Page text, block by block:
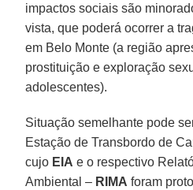
impactos sociais são
vista, que poderá ocorrer a
em Belo Monte (a região
prostituição e exploração
adolescentes).
Situação semelhante pode
Estação de Transbordo de
cujo EIA e o respectivo
Ambiental – RIMA foram